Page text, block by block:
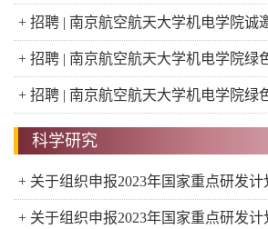
+ 招聘 | 南京航空航天大学机电学院诚邀海内外
+ 招聘 | 南京航空航天大学机电学院绿色智能制造创新团队科研
+ 招聘 | 南京航空航天大学机电学院绿色智能制造创新团队专职科研
科学研究
+ 关于组织申报2023年国家重点研发计划“物态调控”等10 个
+ 关于组织申报2023年国家重点研发计划“氢能技术”等7个